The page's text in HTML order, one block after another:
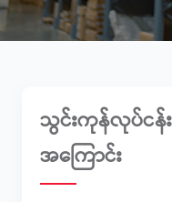
သွင်းကုန်လုပ်ငန်း
အကြောင်း